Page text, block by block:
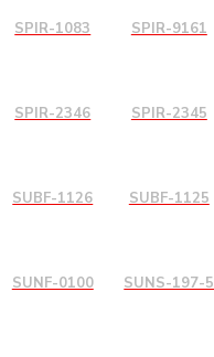
SPIR-1083 SPIR-9161
SPIR-2346 SPIR-2345
SUBF-1126 SUBF-1125
SUNF-0100 SUNS-197-5